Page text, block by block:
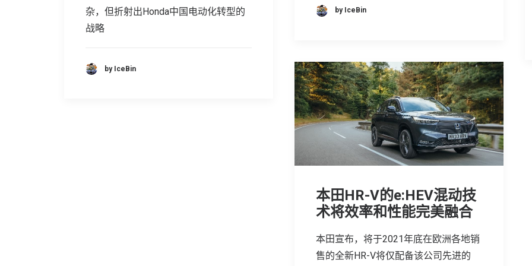
by IceBin
杂，但折射出Honda中国电动化转型的
战略
by IceBin
本田HR-V的e:HEV混动技
术将效率和性能完美融合
本田宣布，将于2021年底在欧洲各地销
售的全新HR-V将仅配备该公司先进的